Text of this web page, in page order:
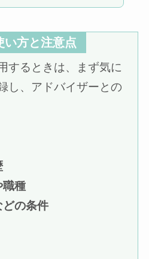
い方と注意点
するときは、まず気に
し、アドバイザーとの
職種
の条件